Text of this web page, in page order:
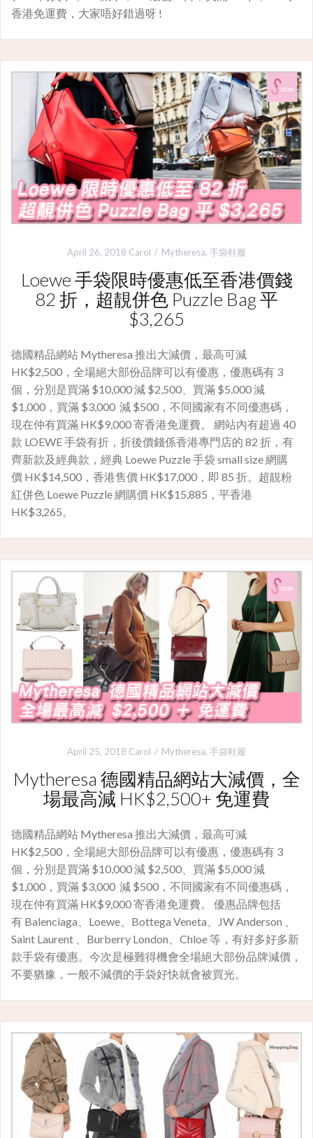
香港免運費，大家唔好錯過呀 !
April 26, 2018 Carol Mytheresa, 手袋鞋履
Loewe 手袋限時優惠低至香港價錢
82 折，超靚併色 Puzzle Bag 平
$3,265
德國精品網站 Mytheresa 推出大減價，最高可減
HK$2,500，全場絕大部份品牌可以有優惠，優惠碼有 3
個，分別是買滿 $10,000 減 $2,500、買滿 $5,000 減
$1,000，買滿 $3,000 減 $500，不同國家有不同優惠碼，
現在仲有買滿 HK$9,000 寄香港免運費。 網站內有超過 40
款 LOEWE 手袋有折，折後價錢係香港專門店的 82 折，有
齊新款及經典款，經典 Loewe Puzzle 手袋 small size 網購
價 HK$14,500，香港售價 HK$17,000，即 85 折。超靚粉
紅併色 Loewe Puzzle 網購價 HK$15,885，平香港
HK$3,265。
April 25, 2018 Carol Mytheresa, 手袋鞋履
Mytheresa 德國精品網站大減價，全
場最高減 HK$2,500+ 免運費
德國精品網站 Mytheresa 推出大減價，最高可減
HK$2,500，全場絕大部份品牌可以有優惠，優惠碼有 3
個，分別是買滿 $10,000 減 $2,500、買滿 $5,000 減
$1,000，買滿 $3,000 減 $500，不同國家有不同優惠碼，
現在仲有買滿 HK$9,000 寄香港免運費。 優惠品牌包括
有 Balenciaga、Loewe、Bottega Veneta、JW Anderson 、
Saint Laurent 、Burberry London、Chloe 等，有好多好多新
款手袋有優惠。今次是極難得機會全場絕大部份品牌減價，
不要猶豫，一般不減價的手袋好快就會被買光。